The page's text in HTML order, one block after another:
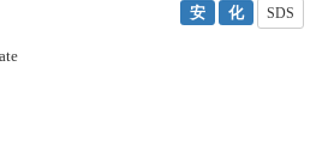
安 化 SDS